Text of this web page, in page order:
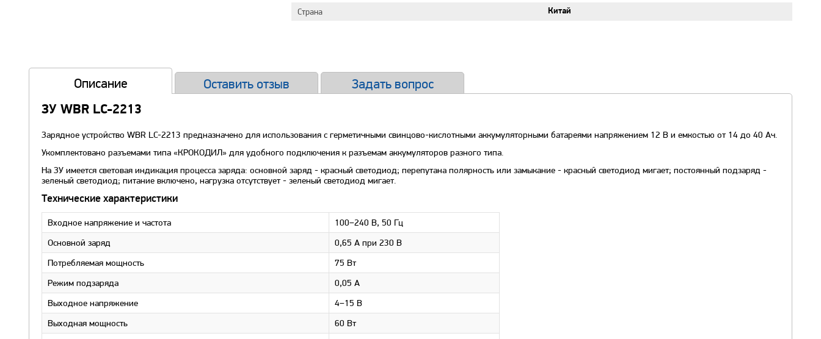
Страна Китай
Описание Оставить отзыв Задать вопрос
ЗУ WBR LC-2213
Зарядное устройство WBR LC-2213 предназначено для использования с герметичными свинцово-кислотными аккумуляторными батареями напряжением 12 В и емкостью от 14 до 40 Ач.
Укомплектовано разъемами типа «КРОКОДИЛ» для удобного подключения к разъемам аккумуляторов разного типа.
На ЗУ имеется световая индикация процесса заряда: основной заряд - красный светодиод; перепутана полярность или замыкание - красный светодиод мигает; постоянный подзаряд -
зеленый светодиод; питание включено, нагрузка отсутствует - зеленый светодиод мигает.
Технические характеристики
Входное напряжение и частота
100–240 В, 50 Гц
Основной заряд
0,65 А при 230 В
Потребляемая мощность
75 Вт
Режим подзаряда
0,05 А
Выходное напряжение
4–15 В
Выходная мощность
60 Вт